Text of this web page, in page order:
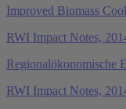
Improved Biomass
RWI Impact Notes,
Regionalökonomische
RWI Impact Notes,